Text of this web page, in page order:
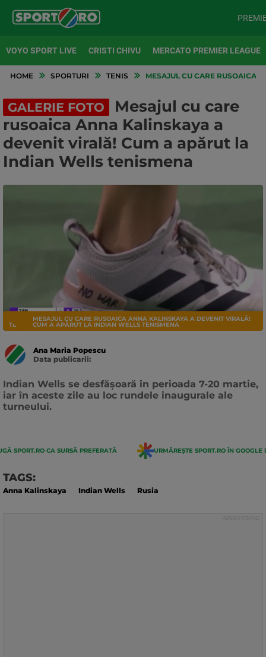
VOYO SPORT LIVE CRISTI CHIVU MERCATO PREMIER LEAGUE
HOME SPORTURI TENIS MESAJUL CU CARE RUSOAICA
GALERIE FOTO
Mesajul cu care
rusoaica Anna Kalinskaya a
devenit virală! Cum a apărut la
Indian Wells tenismena
TENIS
MESAJUL CU CARE RUSOAICA ANNA KALINSKAYA A DEVENIT VIRALĂ!
CUM A APĂRUT LA INDIAN WELLS TENISMENA
Ana Maria Popescu
Data publicarii:
Indian Wells se desfășoară în perioada 7-20 martie,
iar în aceste zile au loc rundele inaugurale ale
turneului.
SPORT.RO CA SURSĂ PREFERATĂ URMĂREȘTE SPORT.RO ÎN GOOGLE
TAGS:
Anna Kalinskaya Indian Wells Rusia